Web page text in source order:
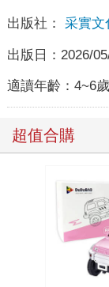
出版社： 采實文
出版日： 2026/
適讀年齡： 4~6
超值合購